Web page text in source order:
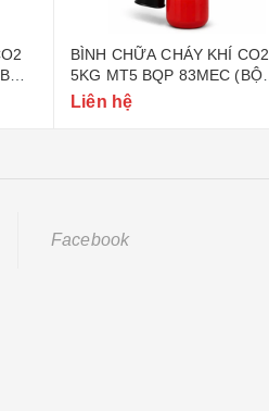
BÌNH CHỮA CHÁY KHÍ CO2
5KG MT5 BQP 83MEC (BỘ
QUỐC PHÒNG)
Liên hệ
Facebook